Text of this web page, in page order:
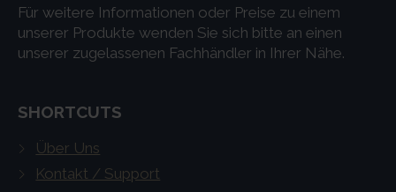
Für weitere Informationen oder Preise zu einem
unserer Produkte wenden Sie sich bitte an einen
unserer zugelassenen Fachhändler in Ihrer Nähe.
SHORTCUTS
Über Uns
Kontakt / Support